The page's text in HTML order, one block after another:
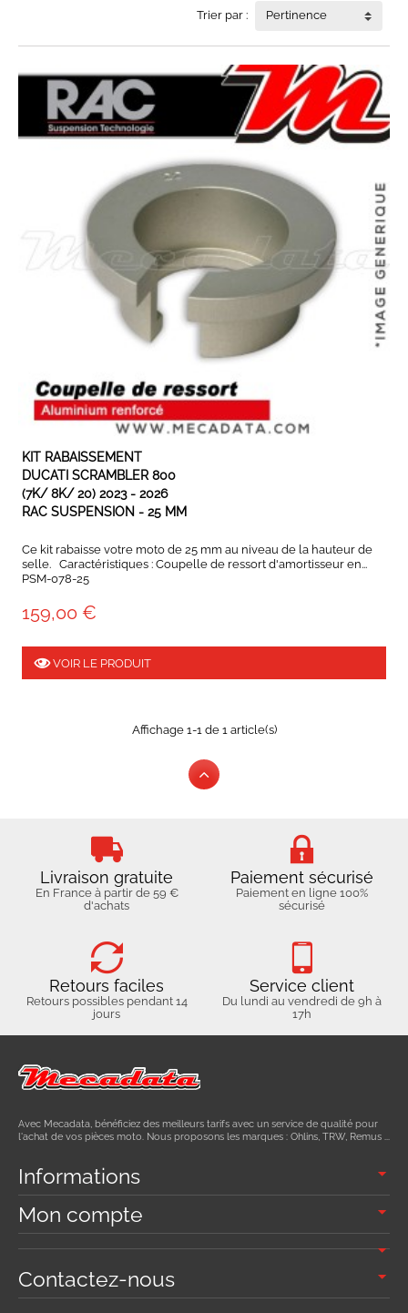
Trier par : Pertinence
EXPÉDIÉ SOUS 3 À 5 JOURS OUVRÉS
KIT RABAISSEMENT
DUCATI SCRAMBLER 800
(7K/ 8K/ 20) 2023 - 2026
RAC SUSPENSION - 25 MM
Ce kit rabaisse votre moto de 25 mm au niveau de la hauteur de
selle. Caractéristiques : Coupelle de ressort d'amortisseur en...
PSM-078-25
159,00 €
VOIR LE PRODUIT
Affichage 1-1 de 1 article(s)
Livraison gratuite
En France à partir de 59 €
d'achats
Paiement sécurisé
Paiement en ligne 100%
sécurisé
Retours faciles
Retours possibles pendant 14
jours
Service client
Du lundi au vendredi de 9h à
17h
Avec Mecadata, bénéficiez des meilleurs tarifs avec un service de qualité pour
l'achat de vos pièces moto. Nous proposons les marques : Ohlins, TRW, Remus ...
Informations
Mon compte
Contactez-nous